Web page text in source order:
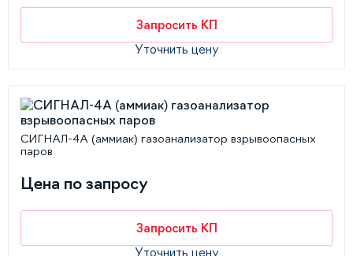
Запросить КП
Уточнить цену
СИГНАЛ-4А (аммиак) газоанализатор взрывоопасных
паров
Цена по запросу
Запросить КП
Уточнить цену